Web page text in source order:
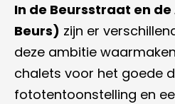
In de Beursstraat en
Beurs) zijn er
deze ambitie
chalets voor het goede
fototentoonstelling en